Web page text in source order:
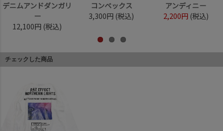
デニムアンドダンガリ
ー
12,100円 (税込)
コンベックス
3,300円 (税込)
アンディニー
2,200円 (税込)
チェックした商品